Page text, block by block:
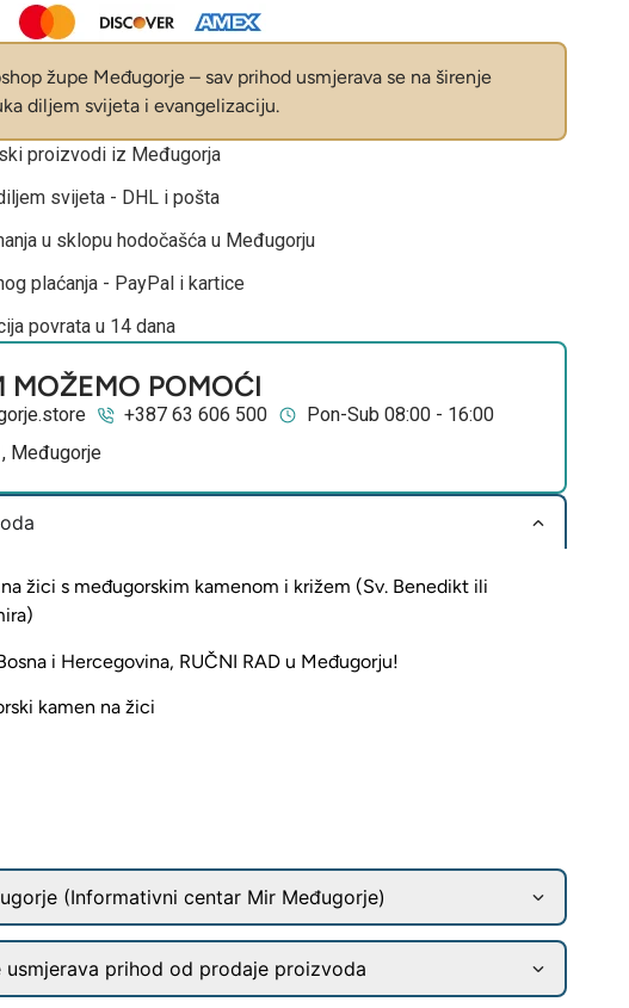
župe Međugorje – sav prihod usmjerava se na širenje
diljem svijeta i evangelizaciju.
proizvodi iz Međugorja
svijeta - DHL i pošta
u sklopu hodočašća u Međugorju
plaćanja - PayPal i kartice
povrata u 14 dana
MOŽEMO POMOĆI
+387 63 606 500
Pon-Sub 08:00 - 16:00
Međugorje
žici s međugorskim kamenom i križem (Sv. Benedikt ili
i Hercegovina, RUČNI RAD u Međugorju!
kamen na žici
(Informativni centar Mir Međugorje)
usmjerava prihod od prodaje proizvoda